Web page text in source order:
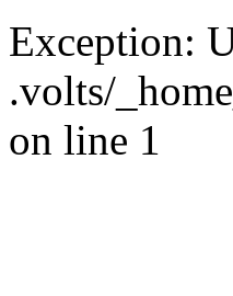
Exception:
.volts/
on line 1